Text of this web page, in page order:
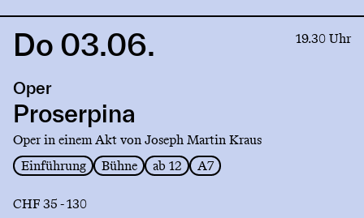
Link
Proserpina
Do 03.06. 19.30 Uhr
Oper
Proserpina
Oper in einem Akt von Joseph Martin Kraus
Einführung
Bühne ab 12 A7
CHF 35 - 130